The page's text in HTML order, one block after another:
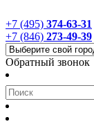
+7 (495) 374-63-31
+7 (846) 273-49-39
Обратный звонок